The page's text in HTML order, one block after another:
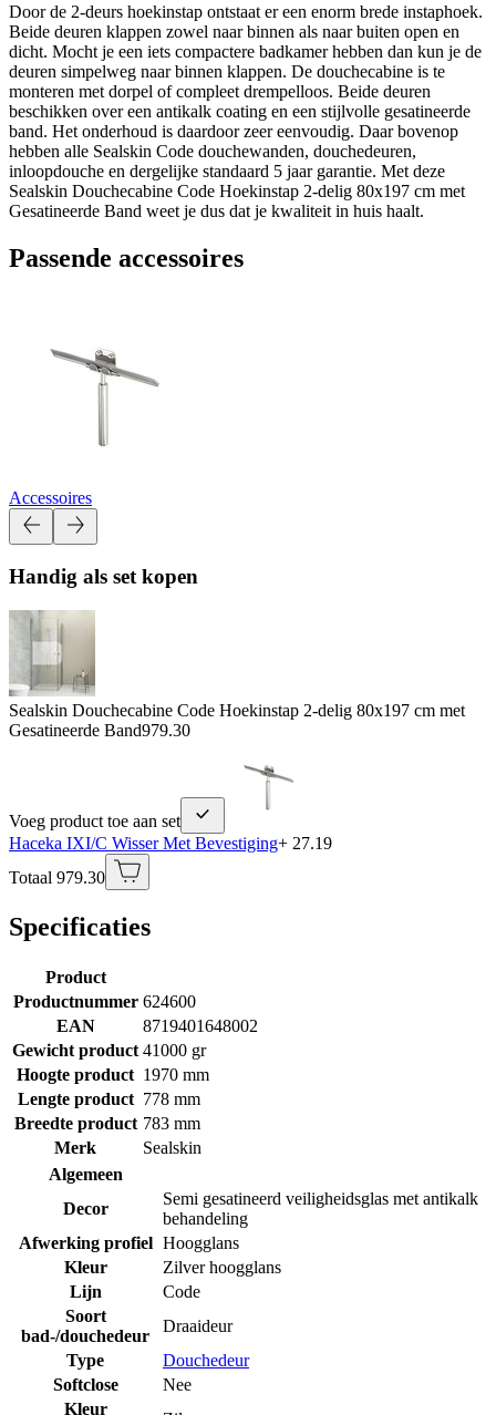
Door de 2-deurs hoekinstap ontstaat er een enorm brede instaphoek.
Beide deuren klappen zowel naar binnen als naar buiten open en
dicht. Mocht je een iets compactere badkamer hebben dan kun je de
deuren simpelweg naar binnen klappen. De douchecabine is te
monteren met dorpel of compleet drempelloos. Beide deuren
beschikken over een antikalk coating en een stijlvolle gesatineerde
band. Het onderhoud is daardoor zeer eenvoudig. Daar bovenop
hebben alle Sealskin Code douchewanden, douchedeuren,
inloopdouche en dergelijke standaard 5 jaar garantie. Met deze
Sealskin Douchecabine Code Hoekinstap 2-delig 80x197 cm met
Gesatineerde Band weet je dus dat je kwaliteit in huis haalt.
Passende accessoires
Accessoires
Handig als set kopen
Sealskin Douchecabine Code Hoekinstap 2-delig 80x197 cm met
Gesatineerde Band979.30
Voeg product toe aan set
Haceka IXI/C Wisser Met Bevestiging+ 27.19
Totaal 979.30
Specificaties
Product
Productnummer 624600
EAN
8719401648002
Gewicht product 41000 gr
Hoogte product 1970 mm
Lengte product 778 mm
Breedte product 783 mm
Merk
Sealskin
Algemeen
Decor
Semi gesatineerd veiligheidsglas met antikalk
behandeling
Afwerking profiel Hoogglans
Kleur
Zilver hoogglans
Lijn
Code
Soort
bad-/douchedeur
Draaideur
Type
Douchedeur
Softclose
Nee
Kleur